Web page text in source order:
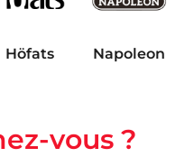
Höfats Napoleon
vous ?